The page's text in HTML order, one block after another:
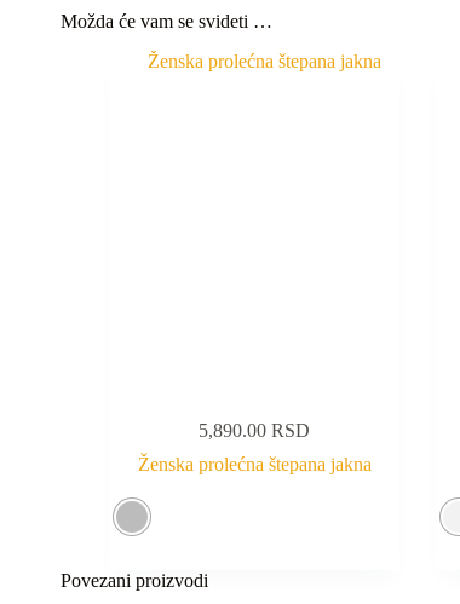
Možda će vam se svideti …
5,890.00 RSD
Ženska prolećna štepana jakna
Povezani proizvodi